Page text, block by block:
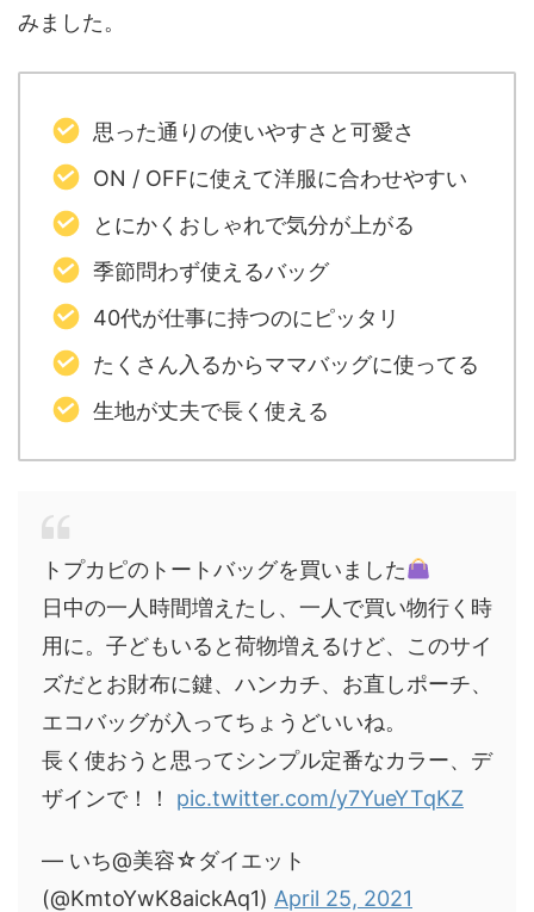
みました。
思った通りの使いやすさと可愛さ
ON / OFFに使えて洋服に合わせやすい
とにかくおしゃれで気分が上がる
季節問わず使えるバッグ
40代が仕事に持つのにピッタリ
たくさん入るからママバッグに使ってる
生地が丈夫で長く使える
トプカピのトートバッグを買いました
日中の一人時間増えたし、一人で買い物行く時
用に。子どもいると荷物増えるけど、このサイ
ズだとお財布に鍵、ハンカチ、お直しポーチ、
エコバッグが入ってちょうどいいね。
長く使おうと思ってシンプル定番なカラー、デ
ザインで！！ pic.twitter.com/y7YueYTqKZ
— いち@美容☆ダイエット
(@KmtoYwK8aickAq1) April 25, 2021